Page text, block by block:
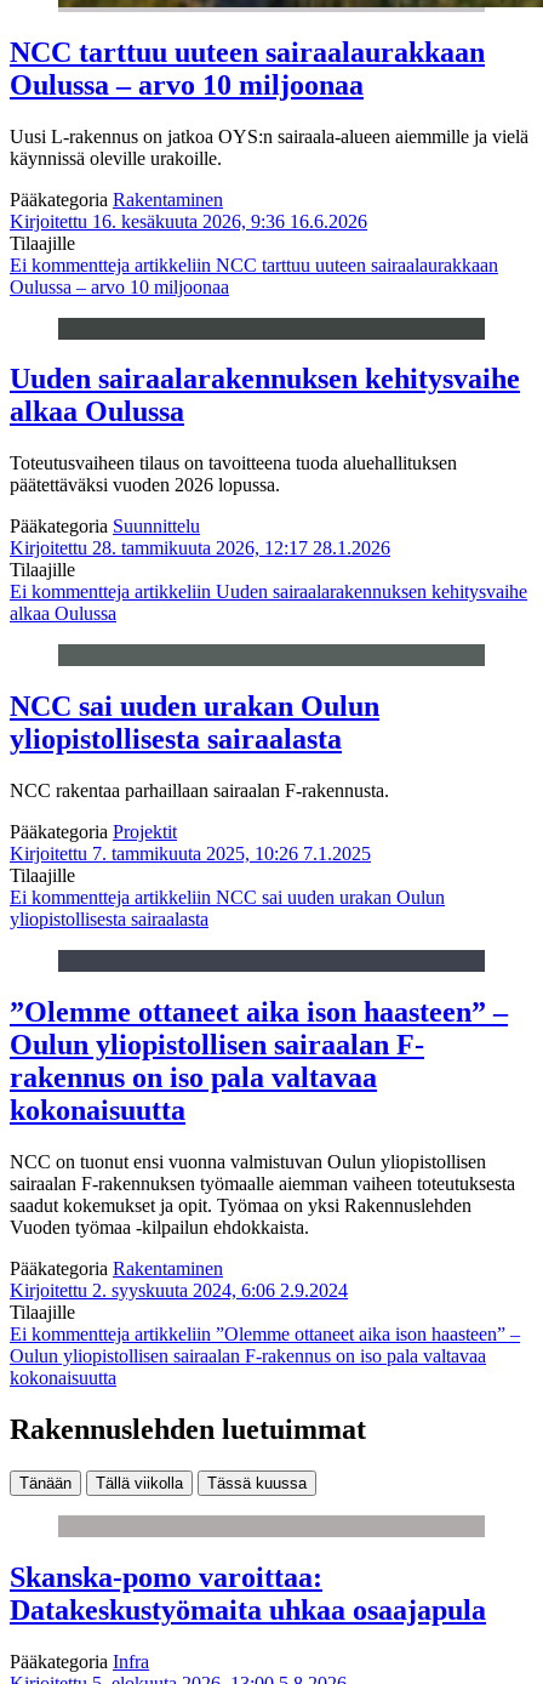
NCC tarttuu uuteen sairaalaurakkaan
Oulussa – arvo 10 miljoonaa
Uusi L-rakennus on jatkoa OYS:n sairaala-alueen aiemmille ja vielä
käynnissä oleville urakoille.
Pääkategoria Rakentaminen
Kirjoitettu 16. kesäkuuta 2026, 9:36 16.6.2026
Tilaajille
Ei kommentteja artikkeliin NCC tarttuu uuteen sairaalaurakkaan
Oulussa – arvo 10 miljoonaa
Uuden sairaalarakennuksen kehitysvaihe
alkaa Oulussa
Toteutusvaiheen tilaus on tavoitteena tuoda aluehallituksen
päätettäväksi vuoden 2026 lopussa.
Pääkategoria Suunnittelu
Kirjoitettu 28. tammikuuta 2026, 12:17 28.1.2026
Tilaajille
Ei kommentteja artikkeliin Uuden sairaalarakennuksen kehitysvaihe
alkaa Oulussa
NCC sai uuden urakan Oulun
yliopistollisesta sairaalasta
NCC rakentaa parhaillaan sairaalan F-rakennusta.
Pääkategoria Projektit
Kirjoitettu 7. tammikuuta 2025, 10:26 7.1.2025
Tilaajille
Ei kommentteja artikkeliin NCC sai uuden urakan Oulun
yliopistollisesta sairaalasta
”Olemme ottaneet aika ison haasteen” –
Oulun yliopistollisen sairaalan F-
rakennus on iso pala valtavaa
kokonaisuutta
NCC on tuonut ensi vuonna valmistuvan Oulun yliopistollisen
sairaalan F-rakennuksen työmaalle aiemman vaiheen toteutuksesta
saadut kokemukset ja opit. Työmaa on yksi Rakennuslehden
Vuoden työmaa -kilpailun ehdokkaista.
Pääkategoria Rakentaminen
Kirjoitettu 2. syyskuuta 2024, 6:06 2.9.2024
Tilaajille
Ei kommentteja artikkeliin ”Olemme ottaneet aika ison haasteen” –
Oulun yliopistollisen sairaalan F-rakennus on iso pala valtavaa
kokonaisuutta
Rakennuslehden luetuimmat
Tänään Tällä viikolla Tässä kuussa
Skanska-pomo varoittaa:
Datakeskustyömaita uhkaa osaajapula
Pääkategoria Infra